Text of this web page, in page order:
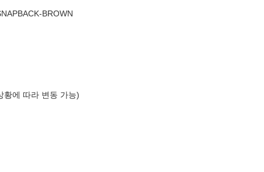
BROWN
황에 따라 변동 가능)